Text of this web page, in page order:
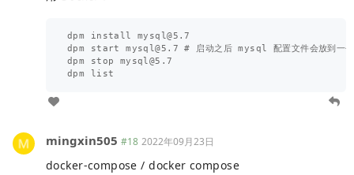
dpm install mysql@5.7
dpm start mysql@5.7 # 启动之后 mysql 配置文件会放到
dpm stop mysql@5.7
mingxin505 #18 2022年09月23日
docker-compose / docker compose